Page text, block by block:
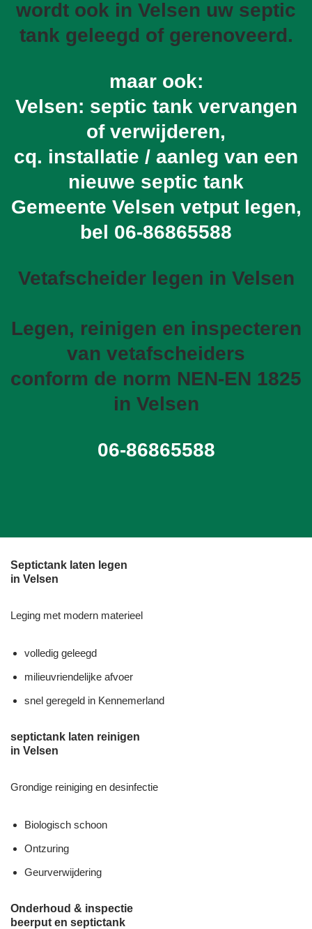
wordt ook in Velsen uw septic
tank geleegd of gerenoveerd.
maar ook:
Velsen: septic tank vervangen
of verwijderen,
cq. installatie / aanleg van een
nieuwe septic tank
Gemeente Velsen vetput legen,
bel 06-86865588
Vetafscheider legen in Velsen
Legen, reinigen en inspecteren
van vetafscheiders
conform de norm NEN-EN 1825
in Velsen
06-86865588
Septictank laten legen
in Velsen
Leging met modern materieel
volledig geleegd
milieuvriendelijke afvoer
snel geregeld in Kennemerland
septictank laten reinigen
in Velsen
Grondige reiniging en desinfectie
Biologisch schoon
Ontzuring
Geurverwijdering
Onderhoud & inspectie
beerput en septictank